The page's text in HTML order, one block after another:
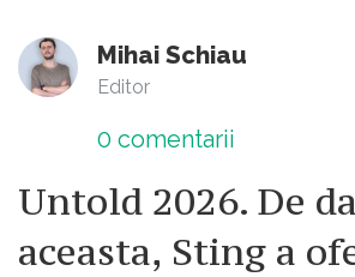
Mihai Schiau
Editor
0 comentarii
Untold 2026. De
aceasta, Sting a